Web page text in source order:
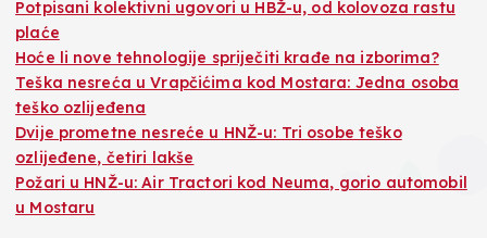
Potpisani kolektivni ugovori u HBŽ-u, od kolovoza rastu
plaće
Hoće li nove tehnologije spriječiti krađe na izborima?
Teška nesreća u Vrapčićima kod Mostara: Jedna osoba
teško ozlijeđena
Dvije prometne nesreće u HNŽ-u: Tri osobe teško
ozlijeđene, četiri lakše
Požari u HNŽ-u: Air Tractori kod Neuma, gorio automobil
u Mostaru